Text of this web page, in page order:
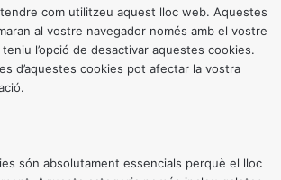
com utilitzeu aquest lloc web. Aquestes
al vostre navegador només amb el vostre
l’opció de desactivar aquestes cookies.
d’aquestes cookies pot afectar la vostra
són absolutament essencials perquè el lloc